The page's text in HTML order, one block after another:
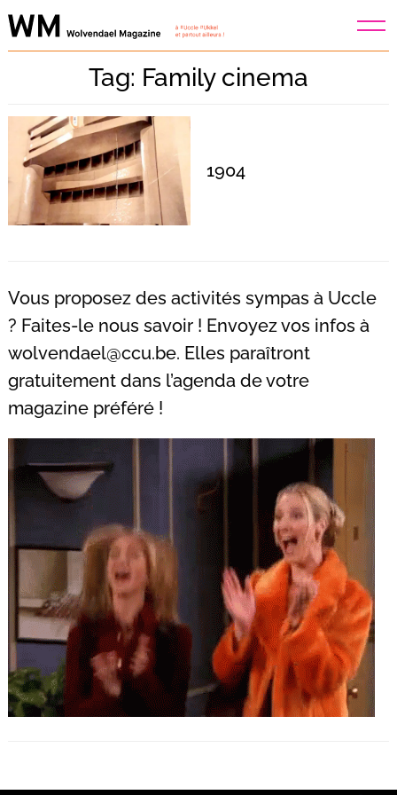
Skip
to
Tag: Family cinema
1904
Vous proposez des activités sympas à Uccle
? Faites-le nous savoir ! Envoyez vos infos à
wolvendael@ccu.be. Elles paraîtront
gratuitement dans l’agenda de votre
magazine préféré !
Recherche
pour
: